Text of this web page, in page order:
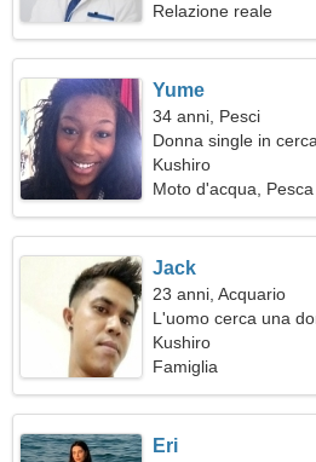
Relazione reale
Yume
34 anni, Pesci
Donna single in
Kushiro
Moto d'acqua, Pesca
Jack
23 anni, Acquario
L'uomo cerca una
Kushiro
Famiglia
Eri